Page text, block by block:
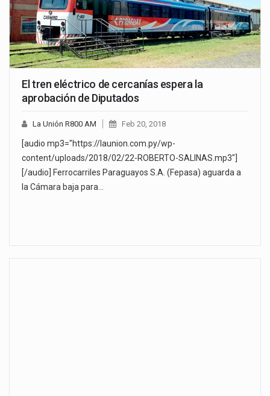
El tren eléctrico de cercanías espera la
aprobación de Diputados
La Unión R800 AM Feb 20, 2018
[audio mp3="https://launion.com.py/wp-
content/uploads/2018/02/22-ROBERTO-SALINAS.mp3"]
[/audio] Ferrocarriles Paraguayos S.A. (Fepasa) aguarda a
la Cámara baja para…